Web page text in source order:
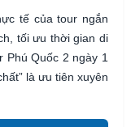
tế của tour ngắn
tối ưu thời gian di
Phú Quốc 2 ngày 1
là ưu tiên xuyên